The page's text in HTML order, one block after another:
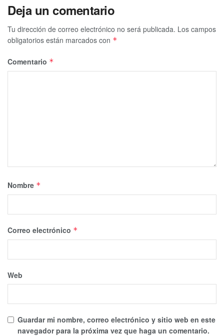
Deja un comentario
Tu dirección de correo electrónico no será publicada. Los campos
obligatorios están marcados con *
Comentario *
Nombre *
Correo electrónico *
Web
Guardar mi nombre, correo electrónico y sitio web en este
navegador para la próxima vez que haga un comentario.